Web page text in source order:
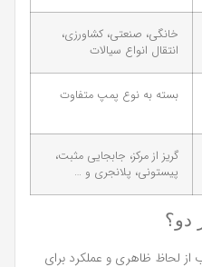
خانگی، صنعتی، کشاورزی،
انتقال انواع سیالات
بسته به نوع پمپ متفاوت
گریز از مرکز، جابجایی مثبت،
پیستونی، پلانجری و …
دو؟
از لحاظ ظاهری و عملکرد برای